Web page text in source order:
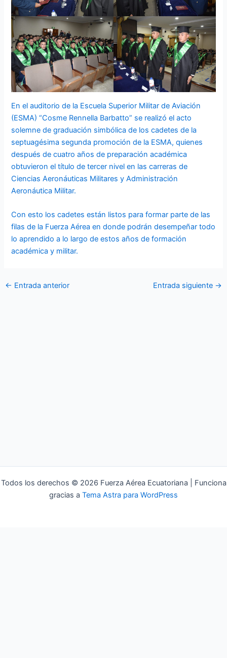
En el auditorio de la Escuela Superior Militar de Aviación
(ESMA) “Cosme Rennella Barbatto” se realizó el acto
solemne de graduación simbólica de los cadetes de la
septuagésima segunda promoción de la ESMA, quienes
después de cuatro años de preparación académica
obtuvieron el título de tercer nivel en las carreras de
Ciencias Aeronáuticas Militares y Administración
Aeronáutica Militar.
Con esto los cadetes están listos para formar parte de las
filas de la Fuerza Aérea en donde podrán desempeñar todo
lo aprendido a lo largo de estos años de formación
académica y militar.
← Entrada anterior Entrada siguiente →
Todos los derechos © 2026 Fuerza Aérea Ecuatoriana | Funciona
gracias a Tema Astra para WordPress